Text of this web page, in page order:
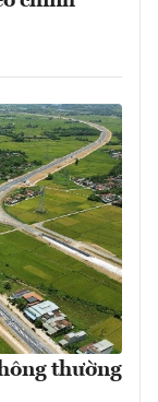
thường